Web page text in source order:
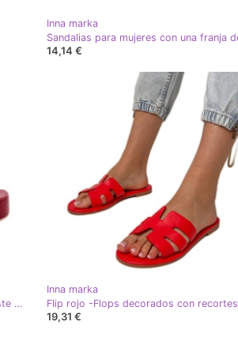
Inna marka
14,14 €
Sandalias de cuero ecológica en el poste de Borgoña rojo
Inna marka
Flip rojo -Flops decorados con recortes
19,31 €